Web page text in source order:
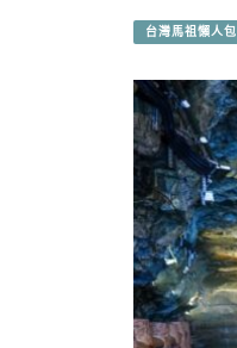
台灣馬祖懶人包